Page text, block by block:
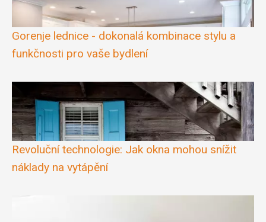
Gorenje lednice - dokonalá kombinace stylu a
funkčnosti pro vaše bydlení
Revoluční technologie: Jak okna mohou snížit
náklady na vytápění